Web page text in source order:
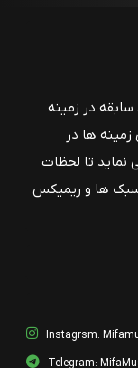
موزیک با بیش از ۱۲ سال سابقه در زمینه
ها در
تا لحظات
سبک ها و ریمیکس
Instagrsm:
Telegram: